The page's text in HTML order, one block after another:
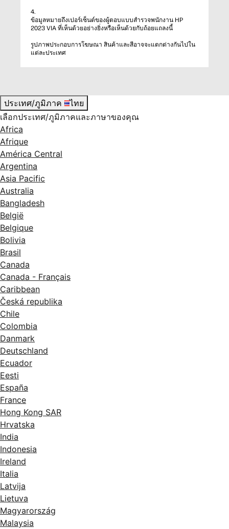
4.
ข้อมูลหมายถึงเปอร์เซ็นต์ของผู้ตอบแบบสำรวจพนักงาน HP
2023 VIA ที่เห็นด้วยอย่างยิ่งหรือเห็นด้วยกับถ้อยแถลงนี้
รูปภาพประกอบการโฆษณา สินค้าและสีอาจจะแตกต่างกันไปใน
แต่ละประเทศ
ประเทศ/ภูมิภาค
ไทย
เลือกประเทศ/ภูมิภาคและภาษาของคุณ
Africa
Afrique
América Central
Argentina
Asia Pacific
Australia
Bangladesh
België
Belgique
Bolivia
Brasil
Canada
Canada - Français
Caribbean
Česká republika
Chile
Colombia
Danmark
Deutschland
Ecuador
Eesti
España
France
Hong Kong SAR
Hrvatska
India
Indonesia
Ireland
Italia
Latvija
Lietuva
Magyarország
Malaysia